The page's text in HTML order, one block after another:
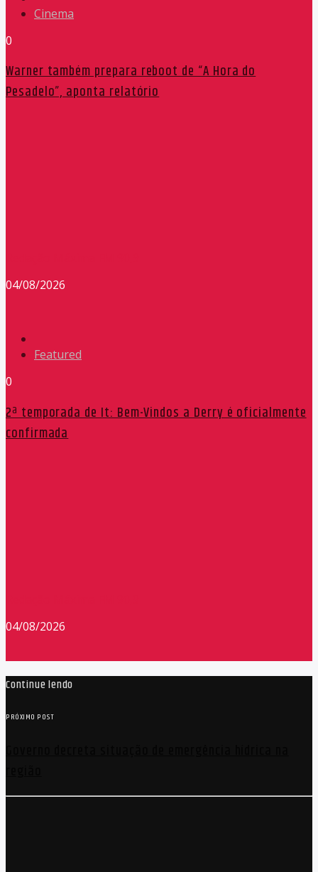
Cinema
0
Warner também prepara reboot de “A Hora do
Pesadelo”, aponta relatório
04/08/2026
Featured
0
2ª temporada de It: Bem-Vindos a Derry é oficialmente
confirmada
04/08/2026
Continue lendo
PRÓXIMO POST